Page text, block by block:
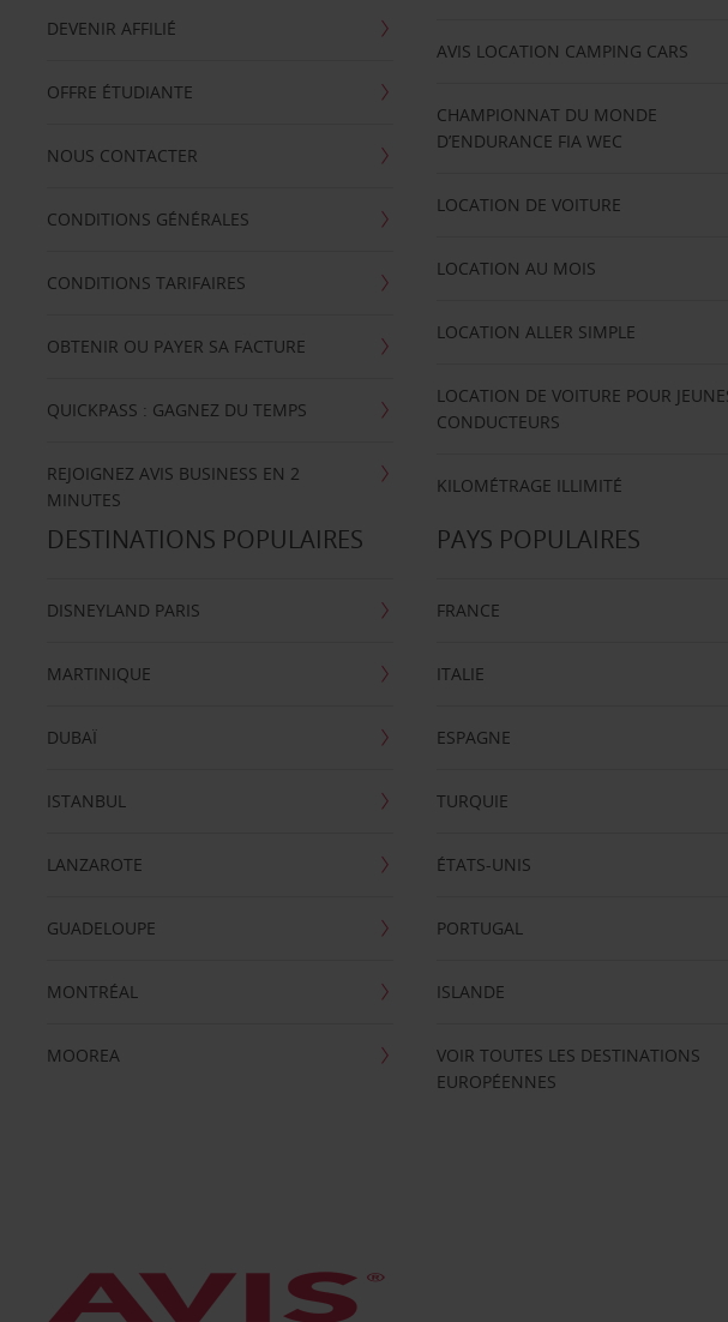
DEVENIR AFFILIÉ
OFFRE ÉTUDIANTE
NOUS CONTACTER
CONDITIONS GÉNÉRALES
CONDITIONS TARIFAIRES
OBTENIR OU PAYER SA FACTURE
QUICKPASS : GAGNEZ DU TEMPS
REJOIGNEZ AVIS BUSINESS EN 2
MINUTES
AVIS LOCATION CAMPING CARS
CHAMPIONNAT DU MONDE
D’ENDURANCE FIA WEC
LOCATION DE VOITURE
LOCATION AU MOIS
LOCATION ALLER SIMPLE
LOCATION DE VOITURE POUR
CONDUCTEURS
KILOMÉTRAGE ILLIMITÉ
DESTINATIONS POPULAIRES
DISNEYLAND PARIS
MARTINIQUE
DUBAÏ
ISTANBUL
LANZAROTE
GUADELOUPE
MONTRÉAL
MOOREA
PAYS POPULAIRES
FRANCE
ITALIE
ESPAGNE
TURQUIE
ÉTATS-UNIS
PORTUGAL
ISLANDE
VOIR TOUTES LES DESTINATIONS
EUROPÉENNES